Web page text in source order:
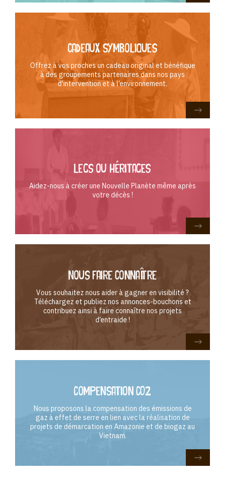
cadeaux symboliques
Offrez à vos proches un cadeau original et bénéfique
à des groupements partenaires dans nos pays
d'intervention et à l’environnement.
legs ou héritages
Aidez-nous à créer une Nouvelle Planète même après
votre décès !
Nous faire connaître
Vous souhaitez nous aider à gagner en visibilité ?
Téléchargez et publiez nos annonces-bouchons et
contribuez ainsi à faire connaître nos projets
d’entraide !
Compensation CO2
Nous proposons la compensation des émissions de
gaz à effet de serre en lien avec la réalisation de
projets de démarcation en Amazonie et de biogaz au
Vietnam.